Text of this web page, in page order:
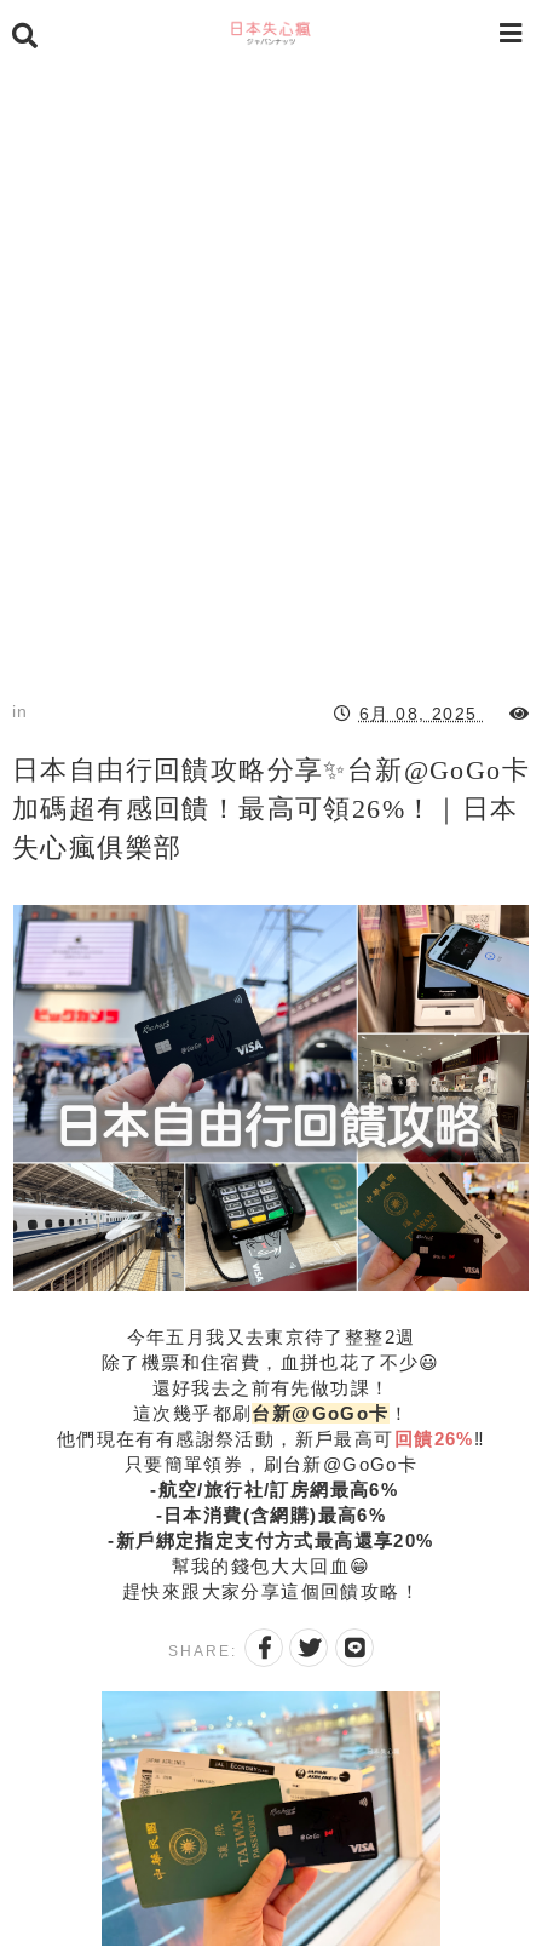
in 6月 08, 2025
日本自由行回饋攻略分享✨台新@GoGo卡
加碼超有感回饋！最高可領26%！｜日本
失心瘋俱樂部
今年五月我又去東京待了整整2週
除了機票和住宿費，血拼也花了不少😃
還好我去之前有先做功課！
這次幾乎都刷 台新@GoGo卡 ！
他們現在有有感謝祭活動，新戶最高可 回饋26%‼️
只要簡單領券，刷台新@GoGo卡
-航空/旅行社/訂房網最高6%
- 日本消費(含網購)最高6%
-新戶綁定指定支付方式最高還享20%
幫我的錢包大大回血😁
趕快來跟大家分享這個回饋攻略！
SHARE: